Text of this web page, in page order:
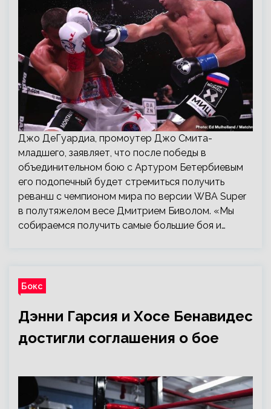
Джо ДеГуардиа, промоутер Джо Смита-
младшего, заявляет, что после победы в
объединительном бою с Артуром Бетербиевым
его подопечный будет стремиться получить
реванш с чемпионом мира по версии WBA Super
в полутяжелом весе Дмитрием Биволом. «Мы
собираемся получить самые большие боя и…
Бокс
Дэнни Гарсия и Хосе Бенавидес
достигли соглашения о бое